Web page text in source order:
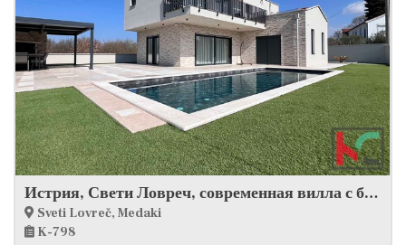
Истрия, Свети Ловреч, современная вилла с бассейном #продажа
Sveti Lovreč, Medaki
K-798